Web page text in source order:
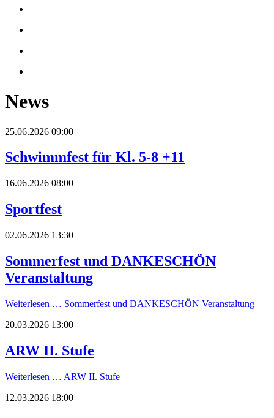
News
25.06.2026 09:00
Schwimmfest für Kl. 5-8 +11
16.06.2026 08:00
Sportfest
02.06.2026 13:30
Sommerfest und DANKESCHÖN
Veranstaltung
Weiterlesen … Sommerfest und DANKESCHÖN Veranstaltung
20.03.2026 13:00
ARW II. Stufe
Weiterlesen … ARW II. Stufe
12.03.2026 18:00